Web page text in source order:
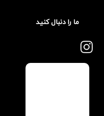
ما را دنبال کنید